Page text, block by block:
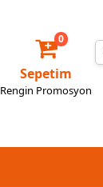
Sepetim
0
Rengin Promosyon